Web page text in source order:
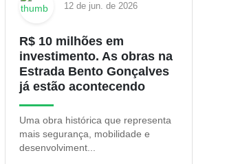
12 de jun. de 2026
R$ 10 milhões em
investimento. As obras na
Estrada Bento Gonçalves
já estão acontecendo
Uma obra histórica que representa
mais segurança, mobilidade e
desenvolviment...